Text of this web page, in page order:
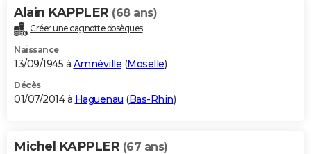
Alain KAPPLER (68 ans)
Créer une cagnotte obsèques
Naissance
13/09/1945 à Amnéville (Moselle)
Décès
01/07/2014 à Haguenau (Bas-Rhin)
Michel KAPPLER (67 ans)